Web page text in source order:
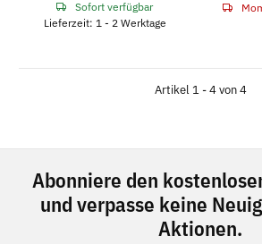
Sofort verfügbar
Lieferzeit: 1 - 2 Werktage
Artikel 1 - 4 von 4
Abonniere den
und verpasse keine
Aktionen.